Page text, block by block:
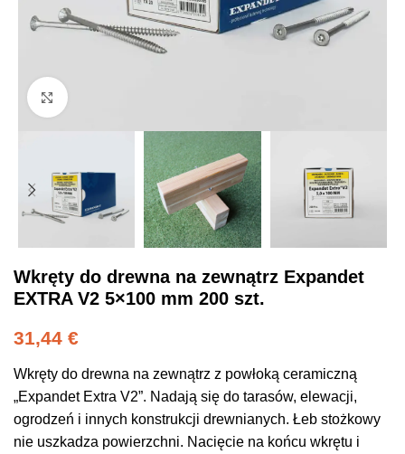
Click to enlarge
Wkręty do drewna na zewnątrz Expandet
EXTRA V2 5×100 mm 200 szt.
31,44 €
Wkręty do drewna na zewnątrz z powłoką ceramiczną
„Expandet Extra V2”. Nadają się do tarasów, elewacji,
ogrodzeń i innych konstrukcji drewnianych. Łeb stożkowy
nie uszkadza powierzchni. Nacięcie na końcu wkrętu i